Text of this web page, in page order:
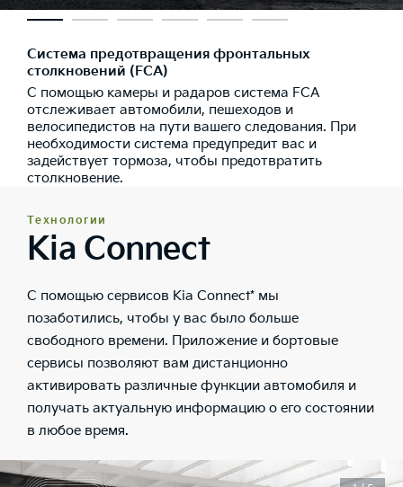
Система предотвращения фронтальных
столкновений (FCA)
С помощью камеры и радаров система FCA
отслеживает автомобили, пешеходов и
велосипедистов на пути вашего следования. При
необходимости система предупредит вас и
задействует тормоза, чтобы предотвратить
столкновение.
Технологии
Kia Connect
С помощью сервисов Kia Connect* мы
позаботились, чтобы у вас было больше
свободного времени. Приложение и бортовые
сервисы позволяют вам дистанционно
активировать различные функции автомобиля и
получать актуальную информацию о его состоянии
в любое время.